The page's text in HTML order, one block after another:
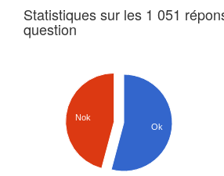
Statistiques sur les 1 051
question
Nok
Ok